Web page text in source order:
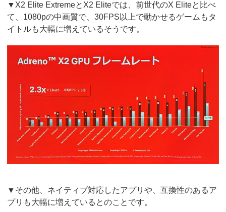
▼X2 Elite ExtremeとX2 Eliteでは、前世代のX Eliteと比べ
て、1080pの中画質で、30FPS以上で動かせるゲームもタ
イトルも大幅に増えているそうです。
▼その他、ネイティブ対応したアプリや、互換性のあるア
プリも大幅に増えているとのことです。